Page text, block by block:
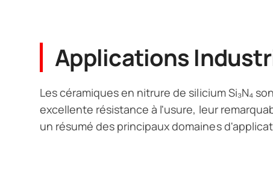
Applications
Les céramiques en nitrure de silicium Si₃N₄
excellente résistance à l'usure, leur
un résumé des principaux domaines